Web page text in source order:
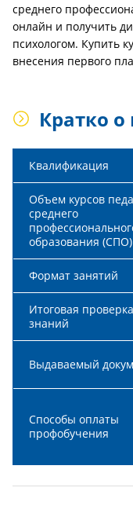
среднего
онлайн и получить
психологом. Купить
внесения первого
Кратко о
Квалификация
Объем курсов
среднего
образования (СПО)
Формат занятий
Итоговая проверка
знаний
Выдаваемый
Способы оплаты
профобучения